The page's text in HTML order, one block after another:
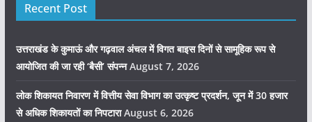
Recent Post
उत्तराखंड के कुमाऊं और गढ़वाल अंचल में विगत बाइस दिनों से सामूहिक रूप से
आयोजित की जा रही ‘बैसी’ संपन्न August 7, 2026
लोक शिकायत निवारण में वित्तीय सेवा विभाग का उत्कृष्ट प्रदर्शन, जून में 30 हजार
से अधिक शिकायतों का निपटारा August 6, 2026